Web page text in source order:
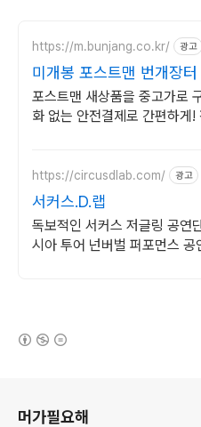
https://m.bunjang.co.kr/ 광고
미개봉 포스트맨 번개장터
브랜드 중고거래
포스트맨 새상품을 중고가로
화 없는 안전결제로 간편하게!
https://circusdlab.com/ 광고
서커스.D.랩
독보적인 서커스 저글링 공연
시아 투어 넌버벌 퍼포먼스 공
머가필요해